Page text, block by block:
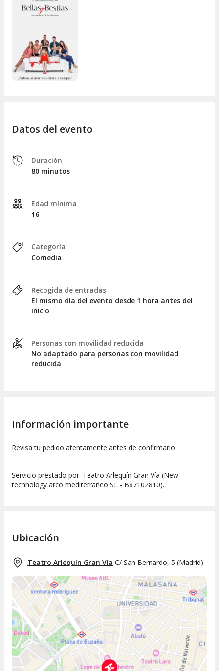
Datos del evento
Duración
80 minutos
Edad mínima
16
Categoría
Comedia
Recogida de entradas
El mismo día del evento desde 1 hora antes del
inicio
Personas con movilidad reducida
No adaptado para personas con movilidad
reducida
Información importante
Revisa tu pedido atentamente antes de confirmarlo
Servicio prestado por: Teatro Arlequín Gran Vía (New
technology arco mediterraneo SL - B87102810).
Ubicación
Teatro Arlequín Gran Vía C/ San Bernardo, 5 (Madrid)